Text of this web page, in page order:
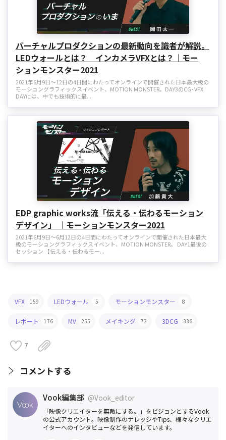
バーチャルプロダクションの最新動向を識者が解説。
LEDウォールとは？ インカメラVFXとは？｜モー
ションモンスター2021
2021年6月9日～12日の4日間にわたってオンラインで開催された日本最大級の
モーショングラフィックスイベント、MOTION MONSTER。DAY3のCG･VFX
DAYには、中でも技術的に最...
EDP graphic works流「伝える・伝わるモーション
デザイン」 ｜モーションモンスター2021
2021年6月9日～6月12日の4日間にわたってオンラインで開催された日本最大
級のモーショングラフィックスイベント、MOTION MONSTER。 DAY1最後の
セッション 【伝える・伝わるモー...
VFX 159 LEDウォール 5 モーションモンスター 8
レポート 176 MV 255 メイキング 73 3DCG 336
7
コメントする
Vook編集部 @Vook_editor
「映像クリエイターを無敵にする。」をビジョンとするVook
の公式アカウント。映像制作のナレッジやTips、様々なクリエ
イターへのインタビューなどを発信しています。